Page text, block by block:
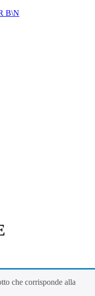
B\N
che corrisponde alla